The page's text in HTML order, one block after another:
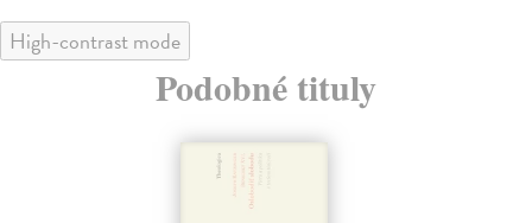
High-contrast mode
Podobné tituly